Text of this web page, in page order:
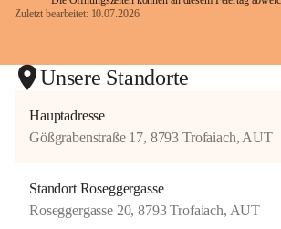
Zuletzt bearbeitet: 10.07.2026
Unsere Standorte
Hauptadresse
Gößgrabenstraße 17, 8793 Trofaiach, AUT
Standort Roseggergasse
Roseggergasse 20, 8793 Trofaiach, AUT